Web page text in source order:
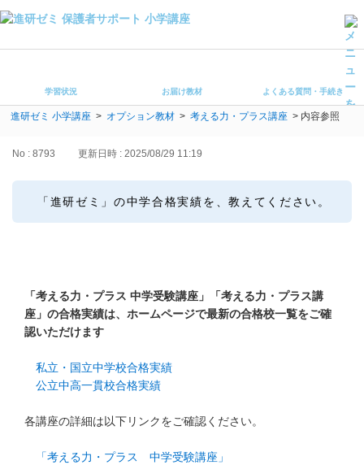
よくある質問・手続き
保護者サポート小学講座 トップ
会員ページへログイン
カテゴリーから探す
お問い合わせ窓口
他の講座のよくある質問・手続きはこちら
こどもちゃれんじ
進研ゼミ 中学講座
学習状況 お届け教材 よくある質問・手続き
進研ゼミ 小学講座 > オプション教材 > 考える力・プラス講座 > 内容参照
No : 8793 更新日時 : 2025/08/29 11:19
「進研ゼミ」の中学合格実績を、教えてください。
「考える力・プラス 中学受験講座」「考える力・プラス講
座」の合格実績は、ホームページで最新の合格校一覧をご確
認いただけます
私立・国立中学校合格実績
公立中高一貫校合格実績
各講座の詳細は以下リンクをご確認ください。
「考える力・プラス 中学受験講座」